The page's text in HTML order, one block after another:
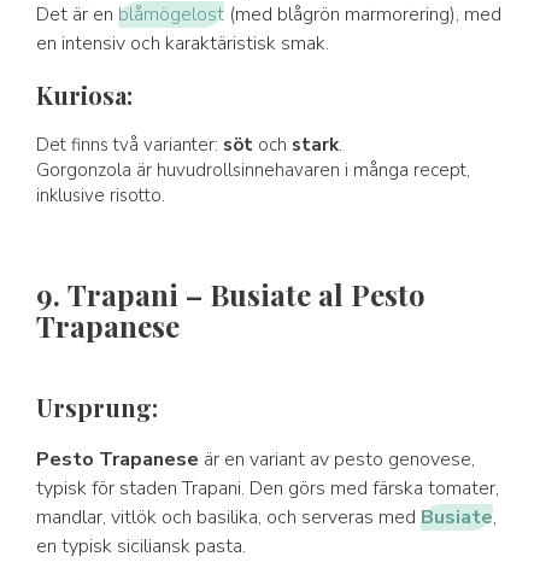
Det är en blåmögelost (med blågrön marmorering), med
en intensiv och karaktäristisk smak.
Kuriosa:
Det finns två varianter: söt och stark.
Gorgonzola är huvudrollsinnehavaren i många recept,
inklusive risotto.
9. Trapani – Busiate al Pesto
Trapanese
Ursprung:
Pesto Trapanese är en variant av pesto genovese,
typisk för staden Trapani. Den görs med färska tomater,
mandlar, vitlök och basilika, och serveras med Busiate,
en typisk siciliansk pasta.